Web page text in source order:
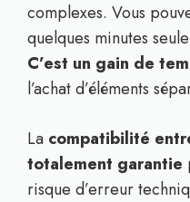
complexes. Vous
quelques minutes
C’est un gain de
l’achat d’éléments
La compatibilité
totalement garantie
risque d’erreur